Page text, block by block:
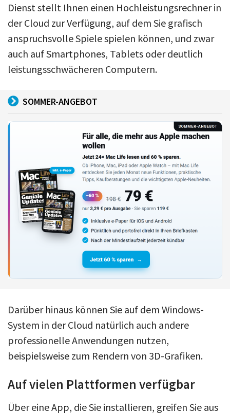
Dienst stellt Ihnen einen Hochleistungsrechner in
der Cloud zur Verfügung, auf dem Sie grafisch
anspruchsvolle Spiele spielen können, und zwar
auch auf Smartphones, Tablets oder deutlich
leistungsschwächeren Computern.
SOMMER-ANGEBOT
Darüber hinaus können Sie auf dem Windows-
System in der Cloud natürlich auch andere
professionelle Anwendungen nutzen,
beispielsweise zum Rendern von 3D-Grafiken.
Auf vielen Plattformen verfügbar
Über eine App, die Sie installieren, greifen Sie aus